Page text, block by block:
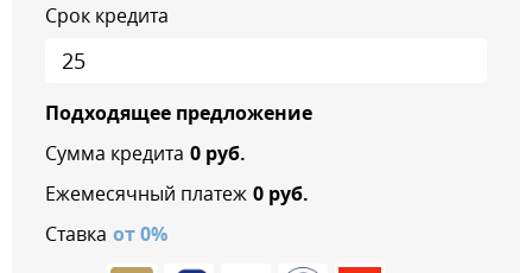
Срок кредита
Подходящее предложение
Сумма кредита 0руб.
Ежемесячный платеж 0руб.
Ставка от0%